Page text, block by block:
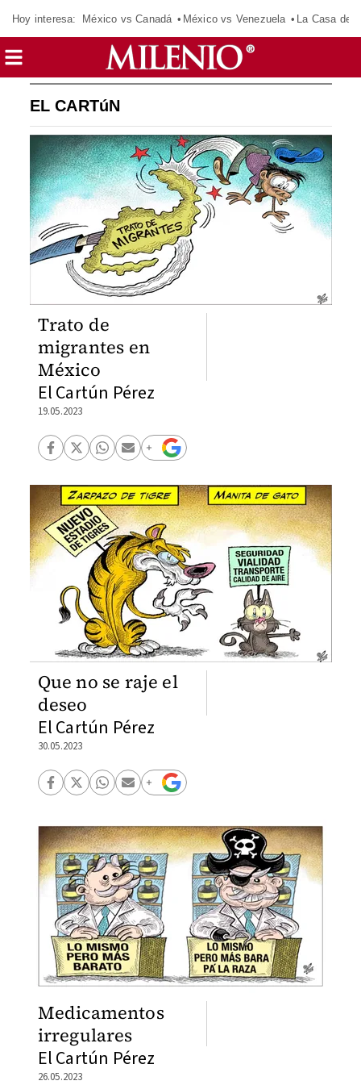
Hoy interesa: México vs Canadá México vs Venezuela La Casa de
EL CARTúN
Trato de
migrantes en
México
El Cartún Pérez
19.05.2023
Que no se raje el
deseo
El Cartún Pérez
30.05.2023
Medicamentos
irregulares
El Cartún Pérez
26.05.2023